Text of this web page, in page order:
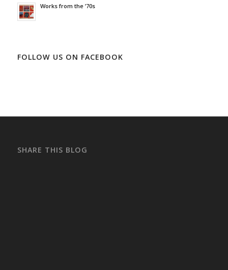
Works from the ’70s
FOLLOW US ON FACEBOOK
SHARE THIS BLOG